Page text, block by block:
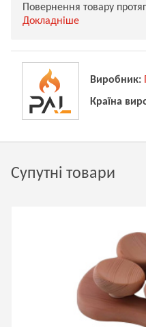
Повернення товару
Докладніше
Виробник:
Країна
Супутні товари